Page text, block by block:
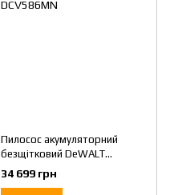
Пилосос акумуляторний
безщітковий DeWALT
DCV586MN
34 699 грн